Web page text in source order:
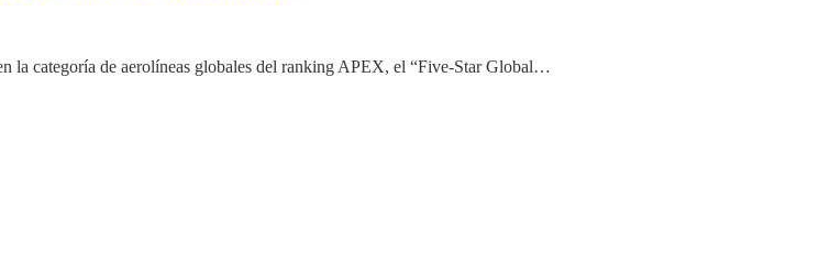
la categoría de aerolíneas globales del ranking APEX, el “Five-Star Global…